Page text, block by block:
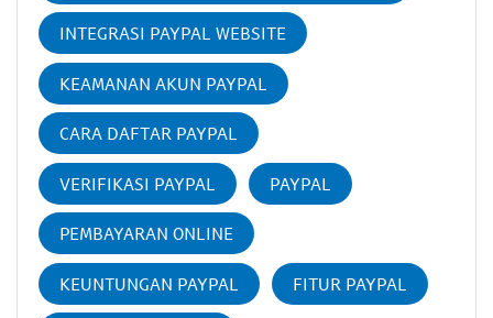
INTEGRASI PAYPAL WEBSITE
KEAMANAN AKUN PAYPAL
CARA DAFTAR PAYPAL
VERIFIKASI PAYPAL PAYPAL
PEMBAYARAN ONLINE
KEUNTUNGAN PAYPAL FITUR PAYPAL